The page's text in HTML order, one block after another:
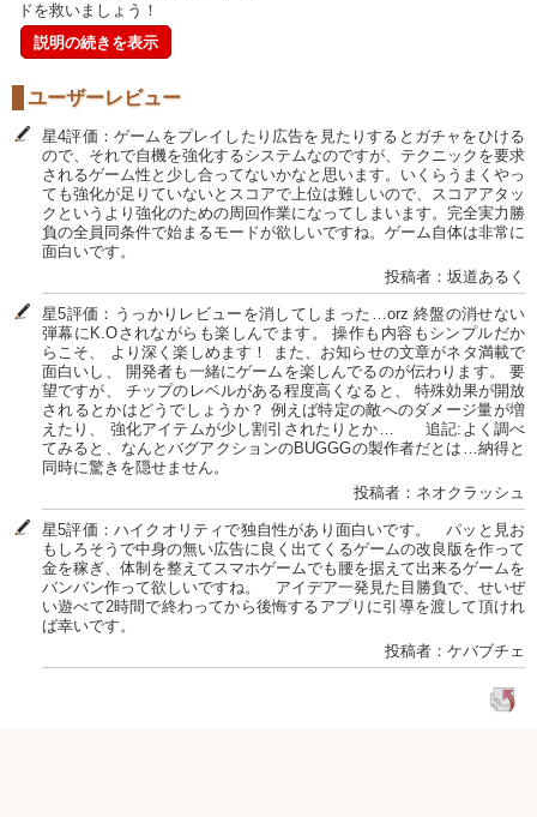
ドを救いましょう！
説明の続きを表示
ユーザーレビュー
星4評価：ゲームをプレイしたり広告を見たりするとガチャをひける
ので、それで自機を強化するシステムなのですが、テクニックを要求
されるゲーム性と少し合ってないかなと思います。いくらうまくやっ
ても強化が足りていないとスコアで上位は難しいので、スコアアタッ
クというより強化のための周回作業になってしまいます。完全実力勝
負の全員同条件で始まるモードが欲しいですね。ゲーム自体は非常に
面白いです。
投稿者：坂道あるく
星5評価：うっかりレビューを消してしまった…orz 終盤の消せない
弾幕にK.Oされながらも楽しんでます。 操作も内容もシンプルだか
らこそ、 より深く楽しめます！ また、お知らせの文章がネタ満載で
面白いし、 開発者も一緒にゲームを楽しんでるのが伝わります。 要
望ですが、 チップのレベルがある程度高くなると、 特殊効果が開放
されるとかはどうでしょうか？ 例えば特定の敵へのダメージ量が増
えたり、 強化アイテムが少し割引されたりとか… 追記:よく調べ
てみると、なんとバグアクションのBUGGGの製作者だとは…納得と
同時に驚きを隠せません。
投稿者：ネオクラッシュ
星5評価：ハイクオリティで独自性があり面白いです。 パッと見お
もしろそうで中身の無い広告に良く出てくるゲームの改良版を作って
金を稼ぎ、体制を整えてスマホゲームでも腰を据えて出来るゲームを
バンバン作って欲しいですね。 アイデア一発見た目勝負で、せいぜ
い遊べて2時間で終わってから後悔するアプリに引導を渡して頂けれ
ば幸いです。
投稿者：ケバブチェ